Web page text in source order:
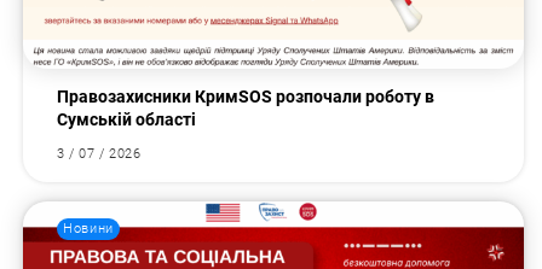
Правозахисники КримSOS розпочали роботу в
Сумській області
3 / 07 / 2026
Новини